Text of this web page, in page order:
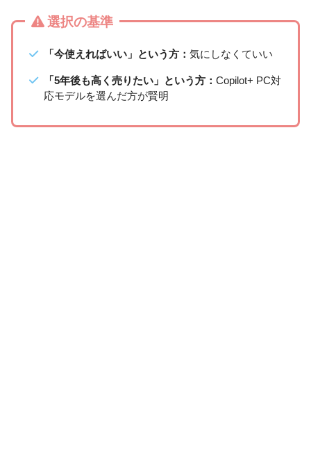
選択の基準
「今使えればいい」という方：気にしなくていい
「5年後も高く売りたい」という方：Copilot+ PC対
応モデルを選んだ方が賢明